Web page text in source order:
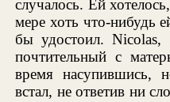
случалось. Ей
мере хоть что-нибудь
бы удостоил. Nicolas,
почтительный с
время насупившись,
встал, не ответив ни